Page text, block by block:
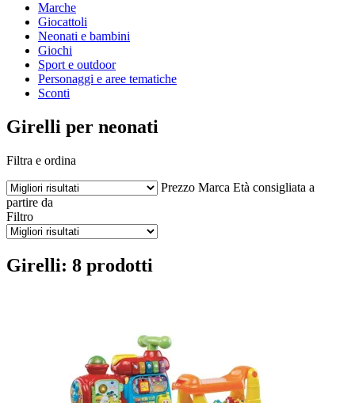
Marche
Giocattoli
Neonati e bambini
Giochi
Sport e outdoor
Personaggi e aree tematiche
Sconti
Girelli per neonati
Filtra e ordina
Prezzo Marca Età consigliata a
partire da
Filtro
Girelli: 8 prodotti